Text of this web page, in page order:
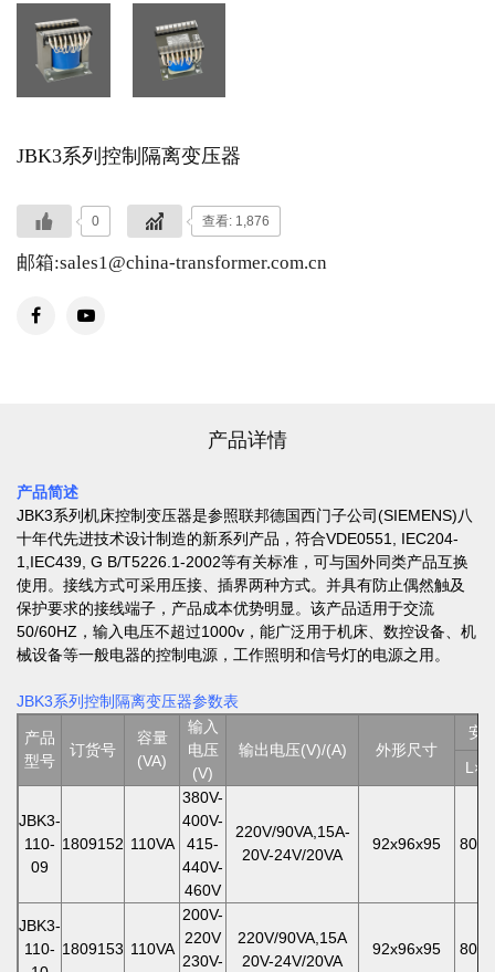
JBK3系列控制隔离变压器
0 查看: 1,876
邮箱:sales1@china-transformer.com.cn
产品详情
产品简述
JBK3系列机床控制变压器是参照联邦德国西门子公司(SIEMENS)八
十年代先进技术设计制造的新系列产品，符合VDE0551, IEC204-
1,IEC439, G B/T5226.1-2002等有关标准，可与国外同类产品互换
使用。接线方式可采用压接、插界两种方式。并具有防止偶然触及
保护要求的接线端子，产品成本优势明显。该产品适用于交流
50/60HZ，输入电压不超过1000v，能广泛用于机床、数控设备、机
械设备等一般电器的控制电源，工作照明和信号灯的电源之用。
JBK3系列控制隔离变压器参数表
产品
型号
订货号
容量
(VA)
输入
电压
(V)
输出电压(V)/(A) 外形尺寸
安
JBK3-
110-
09
1809152 110VA
380V-
400V-
415-
440V-
460V
220V/90VA,15A-
20V-24V/20VA
92x96x95
JBK3-
110- 1809153 110VA
200V-
220V
230V-
220V/90VA,15A
20V-24V/20VA
92x96x95